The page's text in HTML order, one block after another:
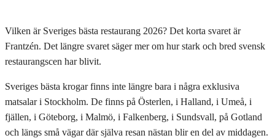
Vilken är Sveriges bästa restaurang 2026? Det korta svaret är
Frantzén. Det längre svaret säger mer om hur stark och bred svensk
restaurangscen har blivit.
Sveriges bästa krogar finns inte längre bara i några exklusiva
matsalar i Stockholm. De finns på Österlen, i Halland, i Umeå, i
fjällen, i Göteborg, i Malmö, i Falkenberg, i Sundsvall, på Gotland
och längs små vägar där själva resan nästan blir en del av middagen.